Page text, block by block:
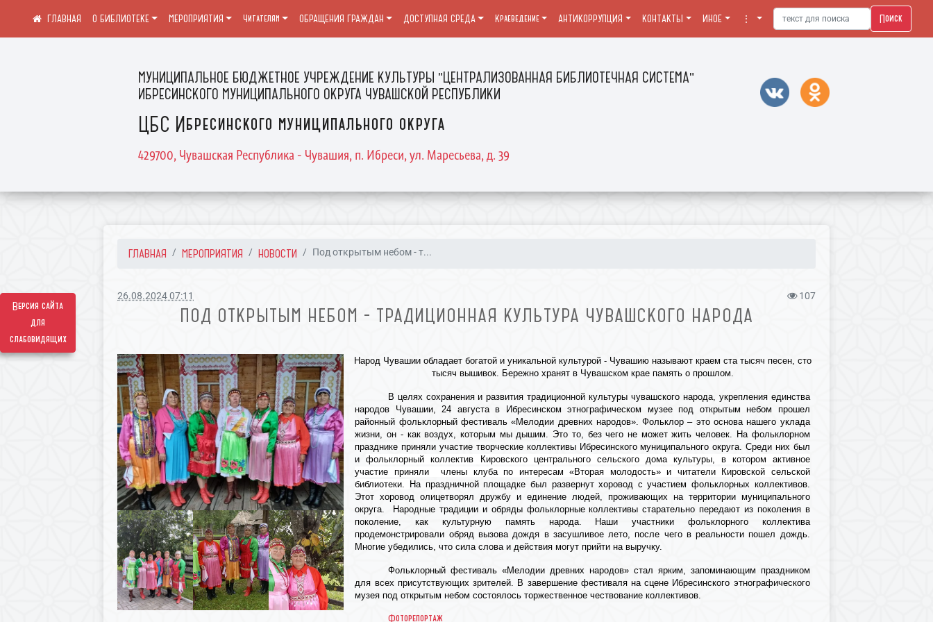
Версия сайта
для
слабовидящих
МУНИЦИПАЛЬНОЕ БЮДЖЕТНОЕ УЧРЕЖДЕНИЕ КУЛЬТУРЫ "ЦЕНТРАЛИЗОВАННАЯ БИБЛИОТЕЧНАЯ СИСТЕМА"
ИБРЕСИНСКОГО МУНИЦИПАЛЬНОГО ОКРУГА ЧУВАШСКОЙ РЕСПУБЛИКИ
ЦБС Ибресинского муниципального округа
429700, Чувашская Республика - Чувашия, п. Ибреси, ул. Маресьева, д. 39
О БИБЛИОТЕКЕ МЕРОПРИЯТИЯ Читателям ОБРАЩЕНИЯ ГРАЖДАН ДОСТУПНАЯ СРЕДА Краеведение АНТИКОРРУПЦИЯ КОНТАКТЫ ИНОЕ ⋮ Поиск
ГЛАВНАЯ МЕРОПРИЯТИЯ НОВОСТИ Под открытым небом - т...
26.08.2024 07:11 107
ПОД ОТКРЫТЫМ НЕБОМ - ТРАДИЦИОННАЯ КУЛЬТУРА ЧУВАШСКОГО НАРОДА
Народ Чувашии обладает богатой и уникальной культурой - Чувашию называют краем ста тысяч песен, сто
тысяч вышивок. Бережно хранят в Чувашском крае память о прошлом.
В целях сохранения и развития традиционной культуры чувашского народа, укрепления единства
народов Чувашии, 24 августа в Ибресинском этнографическом музее под открытым небом прошел
районный фольклорный фестиваль «Мелодии древних народов». Фольклор – это основа нашего уклада
жизни, он - как воздух, которым мы дышим. Это то, без чего не может жить человек. На фольклорном
празднике приняли участие творческие коллективы Ибресинского муниципального округа. Среди них был
ифольклорный коллектив Кировского центрального сельского дома культуры, в котором активное
участие приняли члены клуба по интересам «Вторая молодость» и читатели Кировской сельской
библиотеки.
На праздничной площадке был развернут хоровод с участием фольклорных коллективов.
Этот хоровод олицетворял дружбу и единение людей, проживающих на территории муниципального
округа. Народные традиции и обряды фольклорные коллективы старательно передают из поколения в
поколение, как культурную память народа. Наши участники фольклорного коллектива
продемонстрировали обряд вызова дождя в засушливое лето, после чего в реальности пошел дождь.
Многие убедились, что сила слова и действия могут прийти на выручку.
Фольклорный фестиваль «Мелодии древних народов» стал ярким, запоминающим праздником
для всех присутствующих зрителей. В завершение фестиваля на сцене Ибресинского этнографического
музея под открытым небом состоялось торжественное чествование коллективов.
Фоторепортаж